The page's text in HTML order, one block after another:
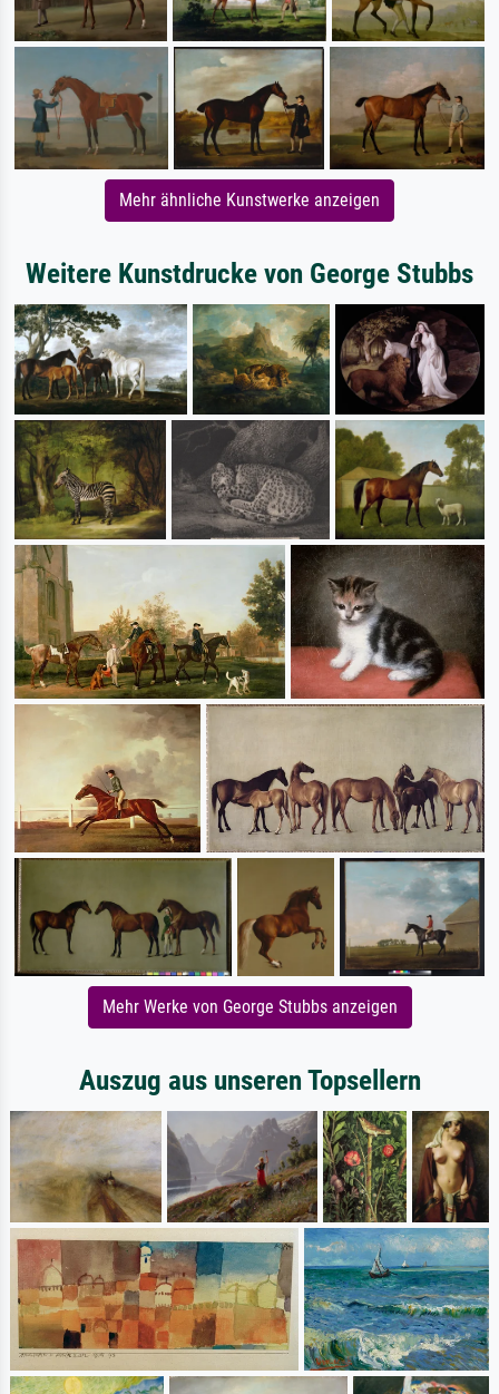
Mehr ähnliche Kunstwerke anzeigen
Weitere Kunstdrucke von George Stubbs
Mehr Werke von George Stubbs anzeigen
Auszug aus unseren Topsellern